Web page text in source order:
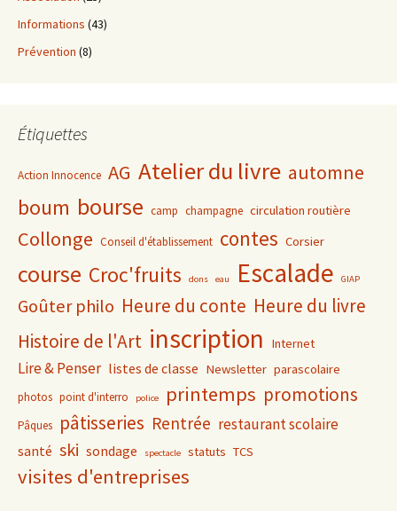
Informations (43)
Prévention (8)
Étiquettes
Action Innocence AG Atelier du livre automne
boum bourse camp champagne circulation routière
Collonge Conseil d'établissement contes Corsier
course Croc'fruits dons eau Escalade GIAP
Goûter philo Heure du conte Heure du livre
Histoire de l'Art inscription Internet
Lire & Penser listes de classe Newsletter parascolaire
photos point d'interro police printemps promotions
Pâques pâtisseries Rentrée restaurant scolaire
santé ski sondage spectacle statuts TCS
visites d'entreprises